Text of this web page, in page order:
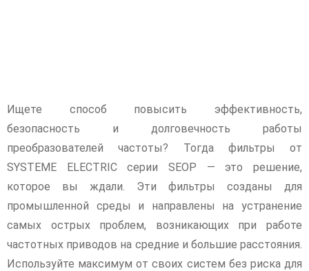
Ищете способ повысить эффективность,
безопасность и долговечность работы
преобразователей частоты? Тогда фильтры от
SYSTEME ELECTRIC серии SEOP — это решение,
которое вы ждали. Эти фильтры созданы для
промышленной среды и направлены на устранение
самых острых проблем, возникающих при работе
частотных приводов на средние и большие расстояния.
Используйте максимум от своих систем без риска для